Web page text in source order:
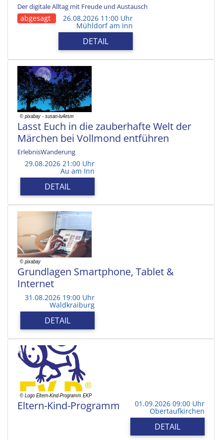
Der digitale Alltag mit Freude und Austausch
abgesagt 26.08.2026 11:00 Uhr
Mühldorf am Inn
DETAIL
Lasst Euch in die zauberhafte Welt der
Märchen bei Vollmond entführen
ErlebnisWanderung
29.08.2026 21:00 Uhr
Au am Inn
DETAIL
Grundlagen Smartphone, Tablet &
Internet
31.08.2026 19:00 Uhr
Waldkraiburg
DETAIL
Eltern-Kind-Programm 01.09.2026 09:00 Uhr
Obertaufkirchen
DETAIL